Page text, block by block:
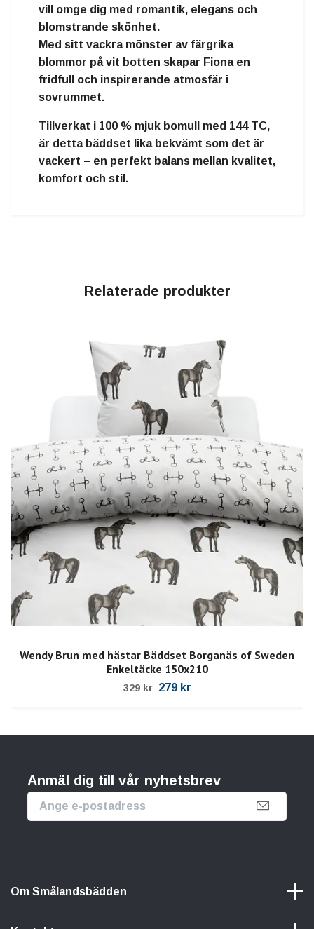
vill omge dig med romantik, elegans och
blomstrande skönhet.
Med sitt vackra mönster av färgrika
blommor på vit botten skapar Fiona en
fridfull och inspirerande atmosfär i
sovrummet.
Tillverkat i 100 % mjuk bomull med 144 TC,
är detta bäddset lika bekvämt som det är
vackert – en perfekt balans mellan kvalitet,
komfort och stil .
Wendy Brun med hästar Bäddset Borganäs of Sweden
Enkeltäcke 150x210
329 kr 279 kr
Anmäl dig till vår nyhetsbrev
Om Smålandsbädden